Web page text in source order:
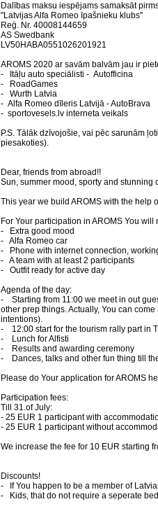
Dalības maksu iespējams samaksāt
"Latvijas Alfa Romeo īpašnieku klubs"
Reģ. Nr. 40008144659
AS Swedbank
LV50HABA0551026201921
AROMS 2020 ar savām balvām jau ir
- Itāļu auto speciālisti - Autofficina
- RoadGames
- Wurth Latvia
- Alfa Romeo dīleris Latvijā - AutoBrava
- sportovesels.lv interneta veikals
P.S. Tālāk dzīvojošie, vai pēc sarunām
piesakoties).
Dear, friends from abroad!!
Sun, summer mood, sporty and stunning
This year we build AROMS with the help
For Your participation in AROMS You will
- Extra good mood
- Alfa Romeo car
- Phone with internet connection,
- A team with at least 2 participants
- Outfit ready for active day
Agenda of the day:
- Starting from 11:00 we meet in out
other prep things. Actually, You can
intentions).
- 12:00 start for the tourism rally part in
- Lunch for Alfisti
- Results and awarding ceremony
- Dances, talks and other fun thing till
Please do Your application for AROMS
Participation fees:
Till 31.of July:
- 25 EUR 1 participant with
- 25 EUR 1 participant without
We increase the fee for 10 EUR starting
Discounts!
- If You happen to be a member of
- Kids, that do not require a seperate